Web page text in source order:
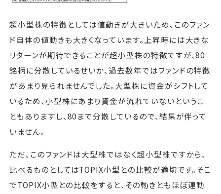
超小型株の特徴としては値動きが大きいため、このファン
ド自体の値動きも大きくなっています。上昇時には大きな
リターンが期待できることが超小型株の特徴ですが、80
銘柄に分散しているせいか、過去数年ではファンドの特徴
があまり見られませんでした。大型株に資金がシフトして
いるため、小型株にあまり資金が流れていないというこ
ともありますし、80まで分散しているので、結果が伴って
いません。
ただ、このファンドは大型株ではなく超小型株ですから、
比べるものとしてはTOPIX小型との比較が適切です。そこ
でTOPIX小型との比較をすると、その動きともほぼ連動